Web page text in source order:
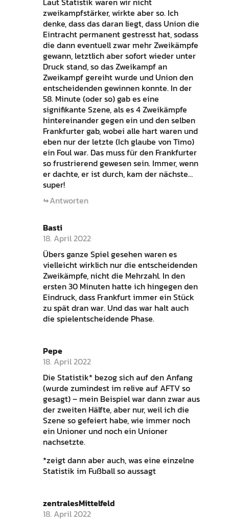
zweikampfstärker, wirkte aber so. Ich
denke, dass das daran liegt, dass Union die
Eintracht permanent gestresst hat, sodass
die dann eventuell zwar mehr Zweikämpfe
gewann, letztlich aber sofort wieder unter
Druck stand, so das Zweikampf an
Zweikampf gereiht wurde und Union den
entscheidenden gewinnen konnte. In der
58. Minute (oder so) gab es eine
signifikante Szene, als es 4 Zweikämpfe
hintereinander gegen ein und den selben
Frankfurter gab, wobei alle hart waren und
eben nur der letzte (Ich glaube von Timo)
ein Foul war. Das muss für den Frankfurter
so frustrierend gewesen sein. Immer, wenn
er dachte, er ist durch, kam der nächste…
super!
Antworten
Basti
18. April 2022
Übers ganze Spiel gesehen waren es
vielleicht wirklich nur die entscheidenden
Zweikämpfe, nicht die Mehrzahl. In den
ersten 30 Minuten hatte ich hingegen den
Eindruck, dass Frankfurt immer ein Stück
zu spät dran war. Und das war halt auch
die spielentscheidende Phase.
Pepe
18. April 2022
Die Statistik* bezog sich auf den Anfang
(wurde zumindest im relive auf AFTV so
gesagt) – mein Beispiel war dann zwar aus
der zweiten Hälfte, aber nur, weil ich die
Szene so gefeiert habe, wie immer noch
ein Unioner und noch ein Unioner
nachsetzte.
*zeigt dann aber auch, was eine einzelne
Statistik im Fußball so aussagt
zentralesMittelfeld
18. April 2022